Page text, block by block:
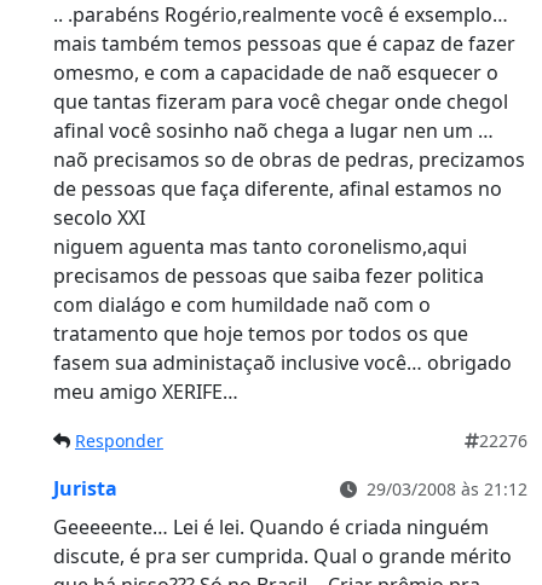
.. .parabéns Rogério,realmente você é exsemplo…
mais também temos pessoas que é capaz de fazer
omesmo, e com a capacidade de naõ esquecer o
que tantas fizeram para você chegar onde chegol
afinal você sosinho naõ chega a lugar nen um …
naõ precisamos so de obras de pedras, precizamos
de pessoas que faça diferente, afinal estamos no
secolo XXI
niguem aguenta mas tanto coronelismo,aqui
precisamos de pessoas que saiba fezer politica
com dialágo e com humildade naõ com o
tratamento que hoje temos por todos os que
fasem sua administaçaõ inclusive você… obrigado
meu amigo XERIFE…
Responder 22276
Jurista 29/03/2008 às 21:12
Geeeeente… Lei é lei. Quando é criada ninguém
discute, é pra ser cumprida. Qual o grande mérito